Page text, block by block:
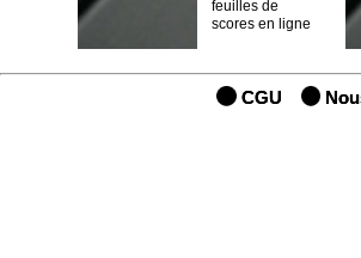
feuilles de
scores en ligne
CGU